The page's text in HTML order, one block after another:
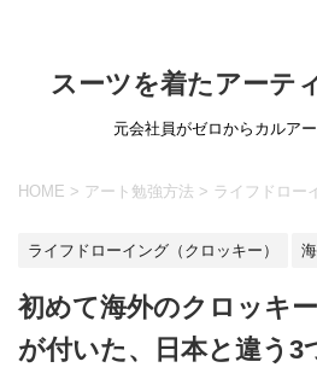
スーツを着たアーテ
元会社員がゼロからカルア
HOME > アート勉強方法 > ライフドロー
ライフドローイング（クロッキー）
初めて海外のクロッキ
が付いた、日本と違う3